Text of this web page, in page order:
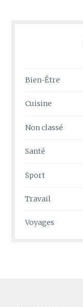
Bien-Être
Cuisine
Non classé
Santé
Sport
Travail
Voyages